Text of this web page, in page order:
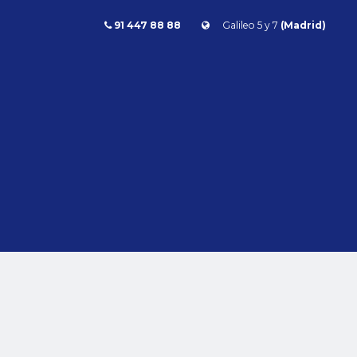
91 447 88 88 Galileo 5 y 7 (Madrid)